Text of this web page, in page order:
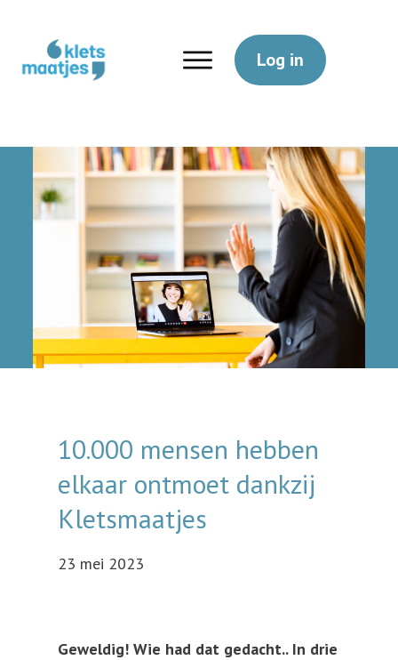
Log in
10.000 mensen hebben
elkaar ontmoet dankzij
Kletsmaatjes
23 mei 2023
Geweldig! Wie had dat gedacht.. In drie